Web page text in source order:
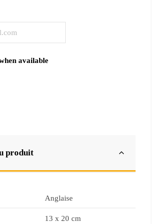
produit
Anglaise
13 x 20 cm